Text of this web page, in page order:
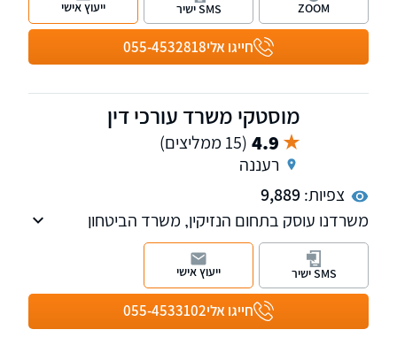
חייגו אלי055-4532818
ZOOM SMS ישיר ייעוץ אישי
מוסטקי משרד עורכי דין
4.9 (15 ממליצים)
רעננה
צפיות:9,889
משרדנו עוסק בתחום הנזיקין, משרד הביטחון
ותביעות ביטוח מורכבות, לרבות נזקי גוף ותאונות
וייצוג נפגעים מול ביטוח לאומי וחברות הביטוח, ייצוג
אנשי כוחות הביטחון מול אגף השיקום במשרד
הביטחון . שלוחות ברעננה ובחיפה
חייגו אלי055-4533102
SMS ישיר ייעוץ אישי